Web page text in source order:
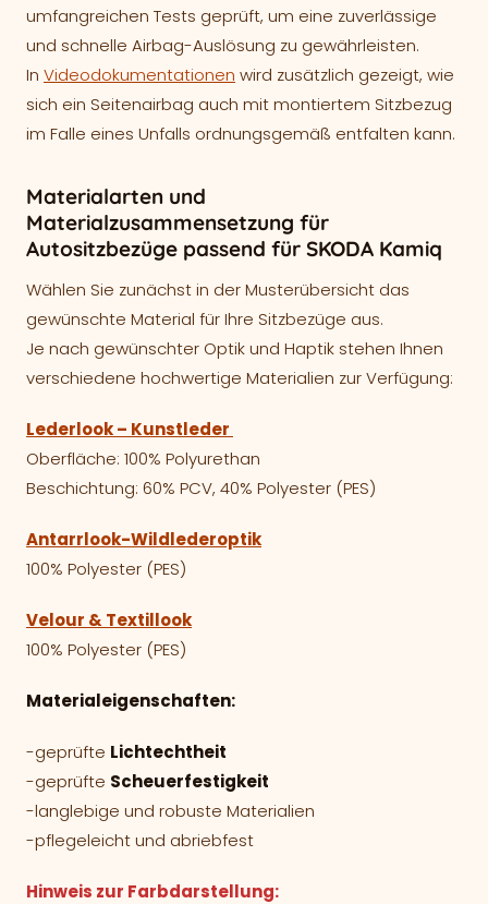
umfangreichen Tests geprüft, um eine zuverlässige
und schnelle Airbag-Auslösung zu gewährleisten.
In Videodokumentationen wird zusätzlich gezeigt, wie
sich ein Seitenairbag auch mit montiertem Sitzbezug
im Falle eines Unfalls ordnungsgemäß entfalten kann.
Materialarten und
Materialzusammensetzung für
Autositzbezüge passend für SKODA Kamiq
Wählen Sie zunächst in der Musterübersicht das
gewünschte Material für Ihre Sitzbezüge aus.
Je nach gewünschter Optik und Haptik stehen Ihnen
verschiedene hochwertige Materialien zur Verfügung:
Lederlook – Kunstleder
Oberfläche: 100% Polyurethan
Beschichtung: 60% PCV, 40% Polyester (PES)
Antarrlook-Wildlederoptik
100% Polyester (PES)
Velour & Textillook
100% Polyester (PES)
Materialeigenschaften:
-geprüfte Lichtechtheit
-geprüfte Scheuerfestigkeit
-langlebige und robuste Materialien
-pflegeleicht und abriebfest
Hinweis zur Farbdarstellung: